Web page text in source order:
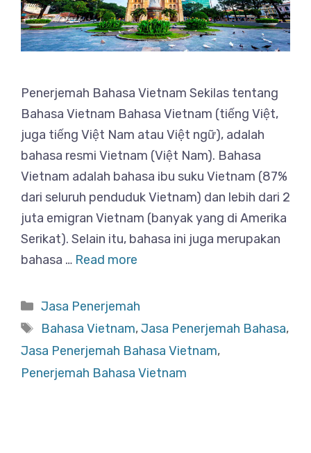
Penerjemah Bahasa Vietnam Sekilas tentang
Bahasa Vietnam Bahasa Vietnam (tiếng Việt,
juga tiếng Việt Nam atau Việt ngữ), adalah
bahasa resmi Vietnam (Việt Nam). Bahasa
Vietnam adalah bahasa ibu suku Vietnam (87%
dari seluruh penduduk Vietnam) dan lebih dari 2
juta emigran Vietnam (banyak yang di Amerika
Serikat). Selain itu, bahasa ini juga merupakan
bahasa … Read more
Categories
Jasa Penerjemah
Tags
Bahasa Vietnam,Jasa Penerjemah Bahasa,
Jasa Penerjemah Bahasa Vietnam,
Penerjemah Bahasa Vietnam